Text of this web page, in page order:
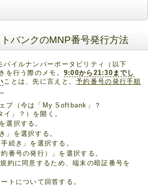
バンクのMNP番号発行方法
バイルナンバーポータビリティ（以下
を行う際のメモ。 9:00から21:30までし
ことは、先に言えと。予約番号の発行手順
ブ（今は「My Softbank」？
イ」？）を開く。
選択する。
」を選択する。
続き」を選択する。
番号の発行）」を選択する。
約に同意するため、端末の暗証番号を
トについて回答する。